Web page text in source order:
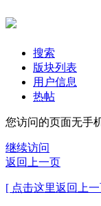
搜索
版块列表
用户信息
热帖
您访问的页面无手
继续访问
返回上一页
[ 点击这里返回上